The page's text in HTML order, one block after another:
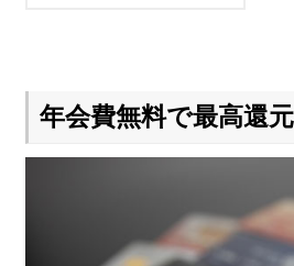
年会費無料で最高還